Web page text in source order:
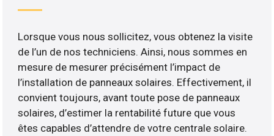
Lorsque vous nous sollicitez, vous obtenez la visite
de l’un de nos techniciens. Ainsi, nous sommes en
mesure de mesurer précisément l’impact de
l’installation de panneaux solaires. Effectivement, il
convient toujours, avant toute pose de panneaux
solaires, d’estimer la rentabilité future que vous
êtes capables d’attendre de votre centrale solaire.